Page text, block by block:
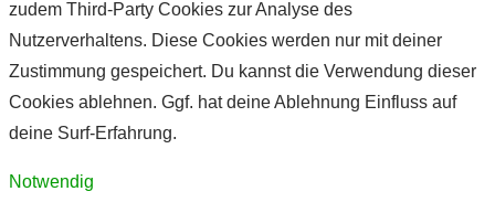
zudem Third-Party Cookies zur Analyse des
Nutzerverhaltens. Diese Cookies werden nur mit deiner
Zustimmung gespeichert. Du kannst die Verwendung dieser
Cookies ablehnen. Ggf. hat deine Ablehnung Einfluss auf
deine Surf-Erfahrung.
Notwendig